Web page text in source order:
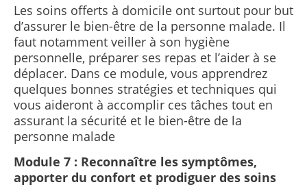
Les soins offerts à domicile ont surtout pour but
d’assurer le bien-être de la personne malade. Il
faut notamment veiller à son hygiène
personnelle, préparer ses repas et l’aider à se
déplacer. Dans ce module, vous apprendrez
quelques bonnes stratégies et techniques qui
vous aideront à accomplir ces tâches tout en
assurant la sécurité et le bien-être de la
personne malade
Module 7 : Reconnaître les symptômes,
apporter du confort et prodiguer des soins